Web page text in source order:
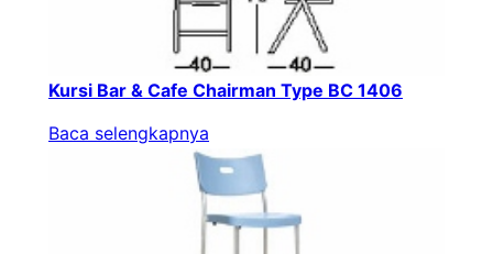
Kursi Bar & Cafe Chairman Type BC 1406
Baca selengkapnya